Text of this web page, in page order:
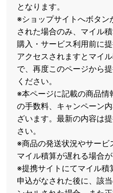
となります。
※ショップサイトへボタン
された場合のみ、マイル
購入・サービス利用前に
アクセスされますとマイ
で、再度このページから
ください。
※本ページに記載の商品情
の手数料、キャンペーン
ざいます。最新の内容は
さい。
※商品の発送状況やサービ
マイル積算が遅れる場合が
※提携サイトにてマイル積
申込がなされた後に、該